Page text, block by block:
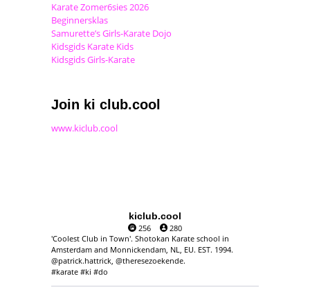
Karate Zomer6sies 2026
Beginnersklas
Samurette’s Girls-Karate Dojo
Kidsgids Karate Kids
Kidsgids Girls-Karate
Join ki club.cool
www.kiclub.cool
kiclub.cool
256
280
'Coolest Club in Town'. Shotokan Karate school in
Amsterdam and Monnickendam, NL, EU. EST. 1994.
@patrick.hattrick, @theresezoekende.
#karate #ki #do